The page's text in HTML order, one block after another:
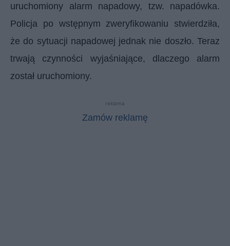
uruchomiony alarm napadowy, tzw. napadówka.
Policja po wstępnym zweryfikowaniu stwierdziła,
że do sytuacji napadowej jednak nie doszło. Teraz
trwają czynności wyjaśniające, dlaczego alarm
został uruchomiony.
reklama
Zamów reklamę